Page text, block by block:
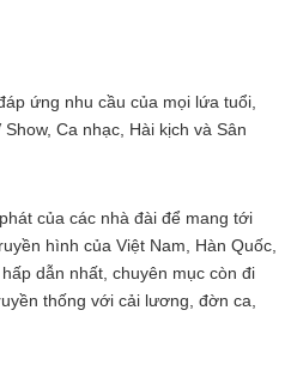
ứng nhu cầu của mọi lứa tuổi,
Ca nhạc, Hài kịch và Sân
của các nhà đài để mang tới
hình của Việt Nam, Hàn Quốc,
dẫn nhất, chuyên mục còn đi
thống với cải lương, đờn ca,